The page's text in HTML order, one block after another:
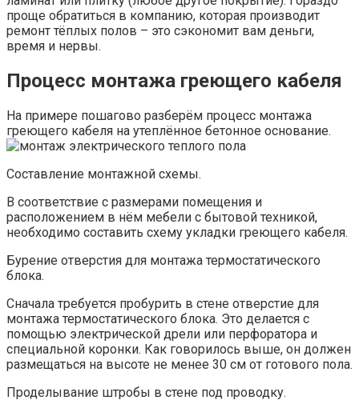
проще обратиться в компанию, которая производит
ремонт тёплых полов – это сэкономит вам деньги,
время и нервы.
Процесс монтажа греющего кабеля
На примере пошагово разберём процесс монтажа
греющего кабеля на утеплённое бетонное основание.
Составление монтажной схемы.
В соответствие с размерами помещения и
расположением в нём мебели с бытовой техникой,
необходимо составить схему укладки греющего кабеля.
Бурение отверстия для монтажа термостатического
блока.
Сначала требуется пробурить в стене отверстие для
монтажа термостатического блока. Это делается с
помощью электрической дрели или перфоратора и
специальной коронки. Как говорилось выше, он должен
размещаться на высоте не менее 30 см от готового пола.
Проделывание штробы в стене под проводку.